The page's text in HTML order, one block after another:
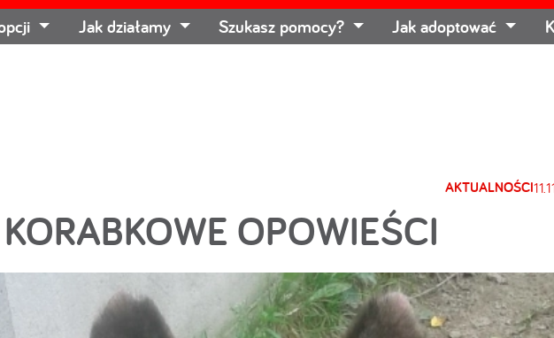
Jak działamy Szukasz pomocy? Jak adoptować
AKTUALNOŚCI
OPOWIEŚCI